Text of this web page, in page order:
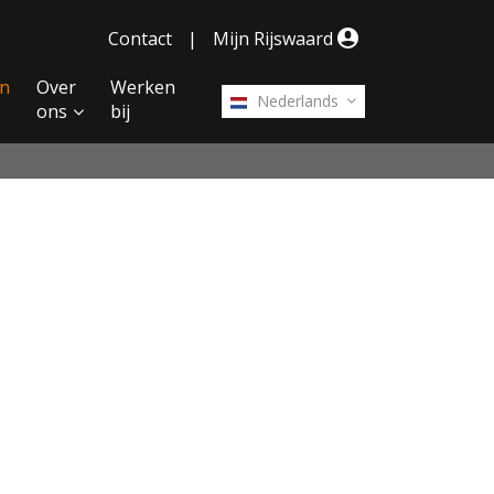
Contact
| Mijn Rijswaard
Nederlands
Over
ons
Werken
bij